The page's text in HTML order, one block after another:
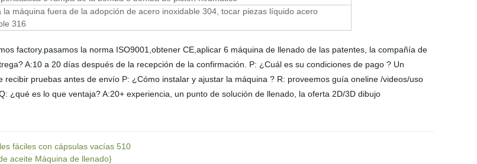
la máquina fuera de la adopción de acero inoxidable 304, tocar piezas líquido acero
316
factory.pasamos la norma ISO9001,obtener CE,aplicar 6 máquina de llenado de las patentes, la compañía de
A:10 a 20 días después de la recepción de la confirmación. P: ¿Cuál es su condiciones de pago ? Un
pruebas antes de envío P: ¿Cómo instalar y ajustar la máquina ? R: proveemos guía oneline /videos/uso
¿qué es lo que ventaja? A:20+ experiencia, un punto de solución de llenado, la oferta 2D/3D dibujo
fáciles con cápsulas vacías 510
aceite Máquina de llenado}